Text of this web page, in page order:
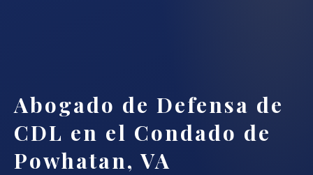
Abogado de Defensa de
CDL en el Condado de
Powhatan, VA